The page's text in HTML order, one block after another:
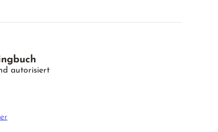
autorisiert